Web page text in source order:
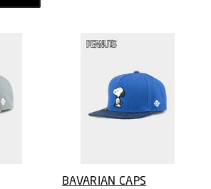
BAVARIAN CAPS